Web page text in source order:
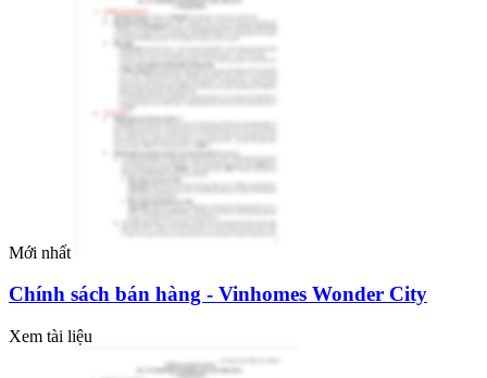
Mới nhất
Chính sách bán hàng - Vinhomes Wonder City
Xem tài liệu